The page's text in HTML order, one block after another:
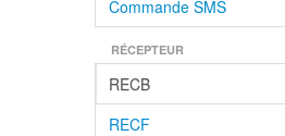
Commande SMS
RÉCEPTEUR
RECB
RECF